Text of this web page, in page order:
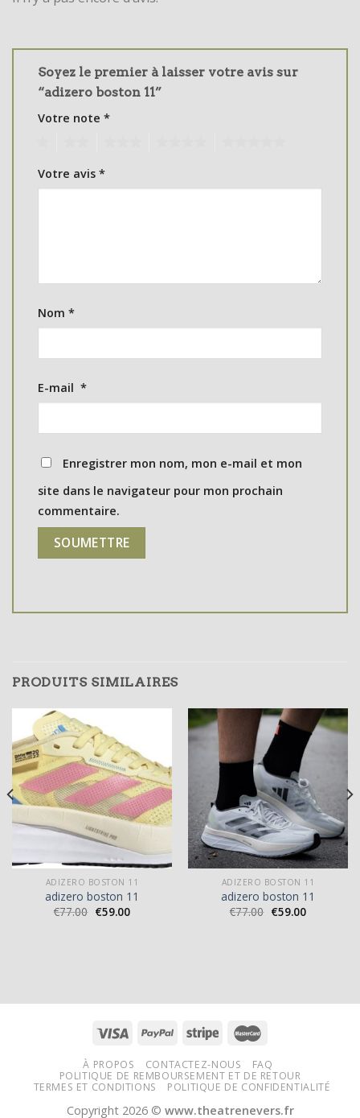
Soyez le premier à laisser votre avis sur
“adizero boston 11”
Votre note *
Votre avis *
Nom *
E-mail *
Enregistrer mon nom, mon e-mail et mon
site dans le navigateur pour mon prochain
commentaire.
PRODUITS SIMILAIRES
ADIZERO BOSTON 11
adizero boston 11
€77.00 €59.00
ADIZERO BOSTON 11
adizero boston 11
€77.00 €59.00
À PROPOS CONTACTEZ-NOUS
FAQ
POLITIQUE DE REMBOURSEMENT ET DE RETOUR
TERMES ET CONDITIONS
POLITIQUE DE CONFIDENTIALITÉ
Copyright 2026 © www.theatrenevers.fr